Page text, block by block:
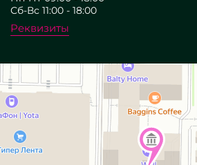
Сб-Вс 11:00 - 18:00
Реквизиты